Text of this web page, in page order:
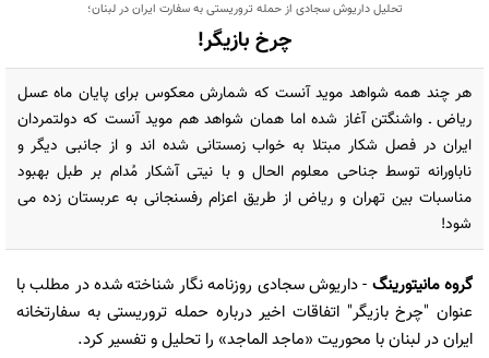
تحلیل داریوش سجادی از حمله تروریستی به سفارت ایران در لبنان؛
چرخ بازیگر!
هر چند همه شواهد موید آنست که شمارش معکوس برای پایان ماه عسل
ریاض ـ واشنگتن آغاز شده اما همان شواهد هم موید آنست که دولتمردان
ایران در فصل شکار مبتلا به خواب زمستانی شده اند و از جانبی دیگر و
ناباورانه توسط جناحی معلوم الحال و با نیتی آشکار مُدام بر طبل بهبود
مناسبات بین تهران و ریاض از طریق اعزام رفسنجانی به عربستان زده می
شود!
گروه مانیتورینگ - داریوش سجادی روزنامه نگار شناخته شده در مطلب با
عنوان "چرخ بازیگر" اتفاقات اخیر درباره حمله تروریستی به سفارتخانه
ایران در لبنان با محوریت «ماجد الماجد» را تحلیل و تفسیر کرد.